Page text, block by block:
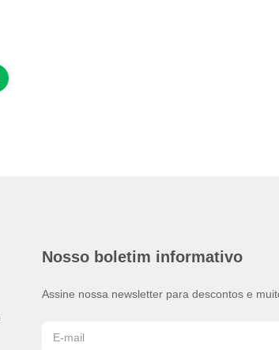
Nosso boletim informativo
Assine nossa newsletter para descontos e